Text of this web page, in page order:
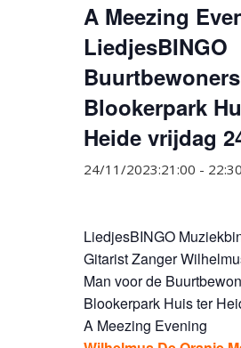
A Meezing
LiedjesBINGO
Buurtbewoners
Blookerpark
Heide vrijdag
24/11/2023:21:00 - 22:30
LiedjesBINGO
Gitarist Zanger
Man voor de
Blookerpark Huis ter
A Meezing Evening